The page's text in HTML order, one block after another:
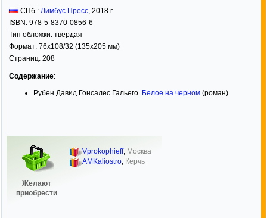
СПб.: Лимбус Пресс, 2018 г.
ISBN: 978-5-8370-0856-6
Тип обложки: твёрдая
Формат: 76x108/32 (135x205 мм)
Страниц: 208
Содержание:
Рубен Давид Гонсалес Гальего. Белое на черном (роман)
Желают
приобрести
Vprokophieff, Москва
AMKaliostro, Керчь